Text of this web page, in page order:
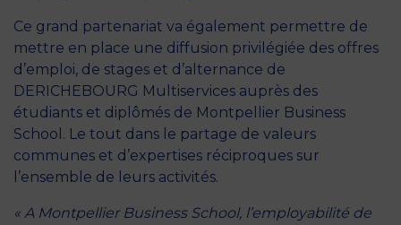
Ce grand partenariat va également permettre de
mettre en place une diffusion privilégiée des offres
d’emploi, de stages et d’alternance de
DERICHEBOURG Multiservices auprès des
étudiants et diplômés de Montpellier Business
School. Le tout dans le partage de valeurs
communes et d’expertises réciproques sur
l’ensemble de leurs activités.
« A Montpellier Business School, l’employabilité de